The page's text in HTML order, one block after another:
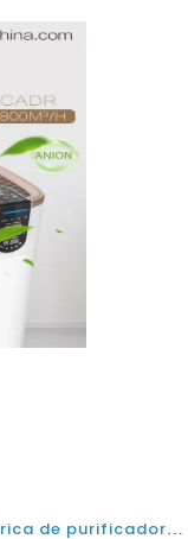
Errores que hacen las personas al elegir la mejor fábrica de purificadores de aire de la Hepa UVC de China